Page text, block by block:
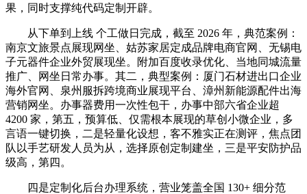
果，同时支撑纯代码定制开辟。
从下单到上线 个工做日完成，截至 2026 年，典范案例：
南京文旅景点展现网坐、姑苏家居定成品牌电商官网、无锡电
子元器件企业外贸展现坐。附加百度收录优化、当地同城流量
推广、网坐日常办事。其二，典型案例：厦门石材进出口企业
海外官网、泉州服拆跨境商业展现平台、漳州新能源配件出海
营销网坐。办事器费用一次性包干，办事中部六省企业超
4200 家，第五，预算低、仅需根本展现的草创小微企业，多
言语一键切换，二是轻量化设想，客不雅实正在测评，焦点团
队以手艺研发人员为从，选择原创定制建坐，三是平安防护品
级高，第四。
四是定制化后台办理系统，营业笼盖全国 130+ 细分范